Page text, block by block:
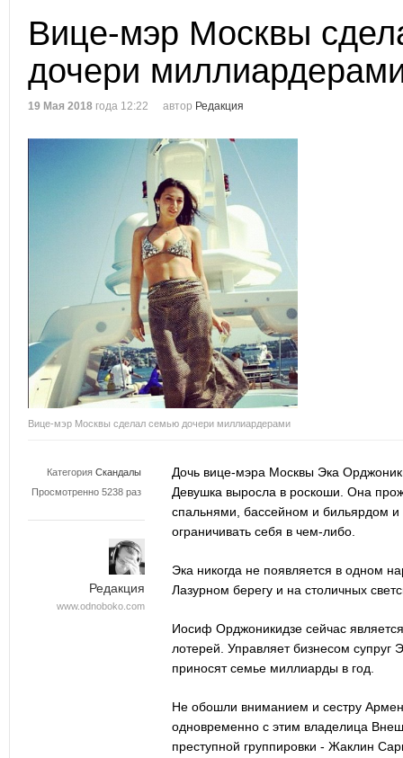
Вице-мэр Москвы
дочери
19 Мая 2018 года 12:22 автор Редакция
Вице-мэр Москвы сделал семью дочери миллиардерами
Категория Скандалы
Просмотренно 5238 раз
Редакция
www.odnoboko.com
Дочь вице-мэра Москвы Эка
Девушка выросла в роскоши. Она
спальнями, бассейном и бильярдом
ограничивать себя в чем-либо.
Эка никогда не появляется в одном
Лазурном берегу и на столичных
Иосиф Орджоникидзе сейчас
лотерей. Управляет бизнесом
приносят семье миллиарды в год.
Не обошли вниманием и сестру
одновременно с этим владелица
преступной группировки ­- Жаклин